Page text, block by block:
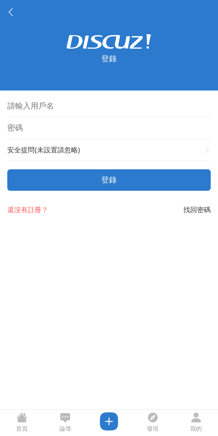
登錄
安全提問(未設置請忽略)
登錄
找回密碼
還沒有註冊？
首頁 論壇 發現 我的